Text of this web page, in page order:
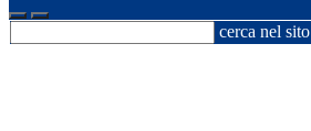
cerca nel sito